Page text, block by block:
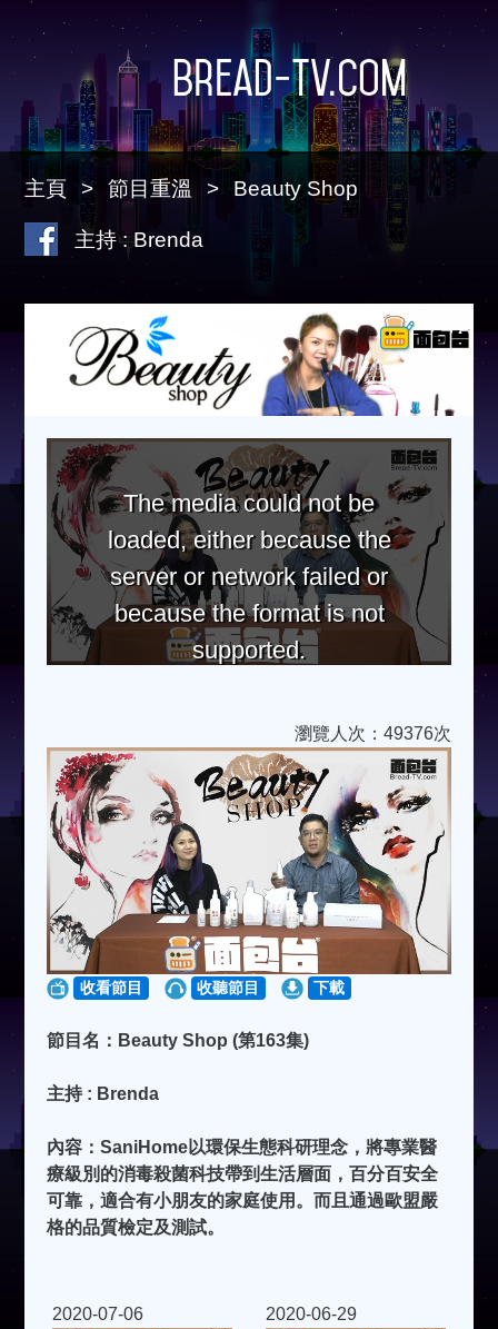
Bread-TV.com
主頁 節目重溫 Beauty Shop
主持 : Brenda
The media could not be
loaded, either because the
server or network failed or
because the format is not
supported.
瀏覽人次：49376次
收看節目 收聽節目 下載
節目名：Beauty Shop (第163集)
主持 : Brenda
內容：SaniHome以環保生態科研理念，將專業醫
療級別的消毒殺菌科技帶到生活層面，百分百安全
可靠，適合有小朋友的家庭使用。而且通過歐盟嚴
格的品質檢定及測試。
2020-07-06 2020-06-29